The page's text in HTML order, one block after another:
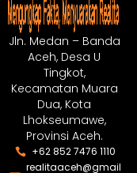
Jln. Medan – Banda
Aceh, Desa U
Tingkot,
Kecamatan Muara
Dua, Kota
Lhokseumawe,
Provinsi Aceh.
+62 852 7476 1110
realitaaceh@gmail